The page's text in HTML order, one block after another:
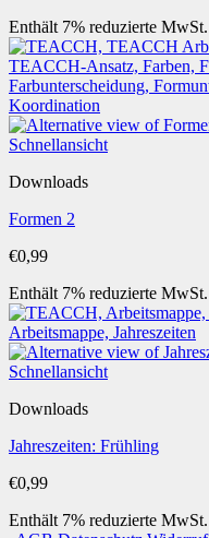
Enthält 7% reduzierte MwSt.
Schnellansicht
Downloads
Formen 2
€0,99
Enthält 7% reduzierte MwSt.
Schnellansicht
Downloads
Jahreszeiten: Frühling
€0,99
Enthält 7% reduzierte MwSt.